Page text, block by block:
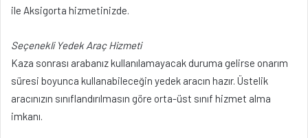
ile Aksigorta hizmetinizde.
Seçenekli Yedek Araç Hizmeti
Kaza sonrası arabanız kullanılamayacak duruma gelirse onarım
süresi boyunca kullanabileceğin yedek aracın hazır. Üstelik
aracınızın sınıflandırılmasın göre orta-üst sınıf hizmet alma
imkanı.